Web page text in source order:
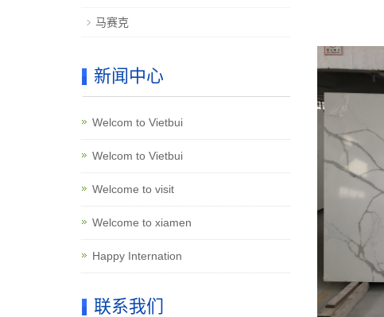
马赛克
新闻中心
Welcom to Vietbui
Welcom to Vietbui
Welcome to visit
Welcome to xiamen
Happy Internation
联系我们